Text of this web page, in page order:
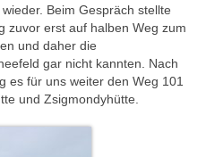
Beim Gespräch stellte
zuvor erst auf halben Weg zum
und daher die
gar nicht kannten. Nach
es für uns weiter den Weg 101
und Zsigmondyhütte.